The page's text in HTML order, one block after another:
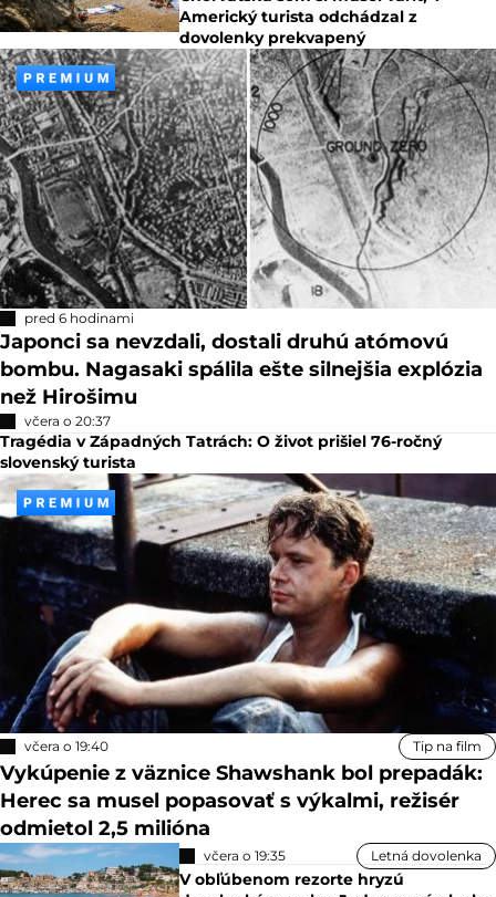
Americký turista odchádzal z
dovolenky prekvapený
pred 6 hodinami
Japonci sa nevzdali, dostali druhú atómovú
bombu. Nagasaki spálila ešte silnejšia explózia
než Hirošimu
včera o 20:37
Tragédia v Západných Tatrách: O život prišiel 76-ročný
slovenský turista
včera o 19:40 Tip na film
Vykúpenie z väznice Shawshank bol prepadák:
Herec sa musel popasovať s výkalmi, režisér
odmietol 2,5 milióna
včera o 19:35 Letná dovolenka
V obľúbenom rezorte hryzú